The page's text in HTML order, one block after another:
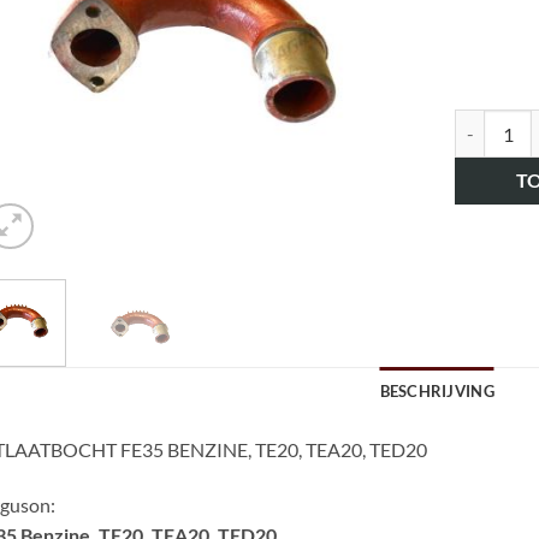
BESCHRIJVING
FE35 BENZINE, TE20, TEA20, TED20